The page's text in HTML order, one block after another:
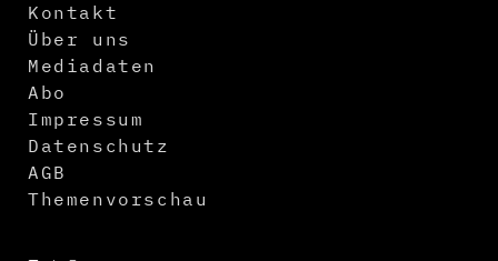
Kontakt
Über uns
Mediadaten
Abo
Impressum
Datenschutz
AGB
Themenvorschau